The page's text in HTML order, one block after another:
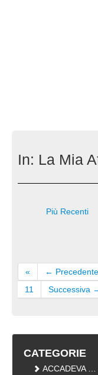
In: La Mia
Più Recenti
« ← Precedente
11
Successiva
CATEGORIE
ACCADEVA …